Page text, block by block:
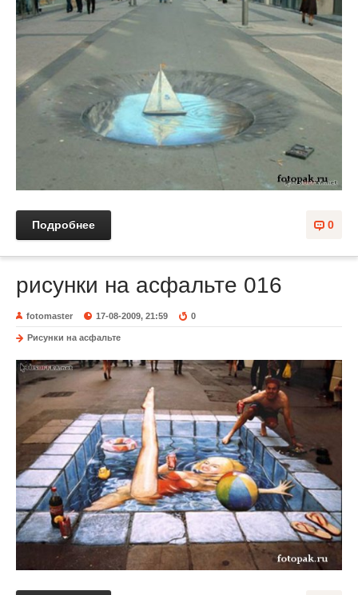
0
Подробнее
рисунки на асфальте 016
fotomaster 17-08-2009, 21:59 0
Рисунки на асфальте